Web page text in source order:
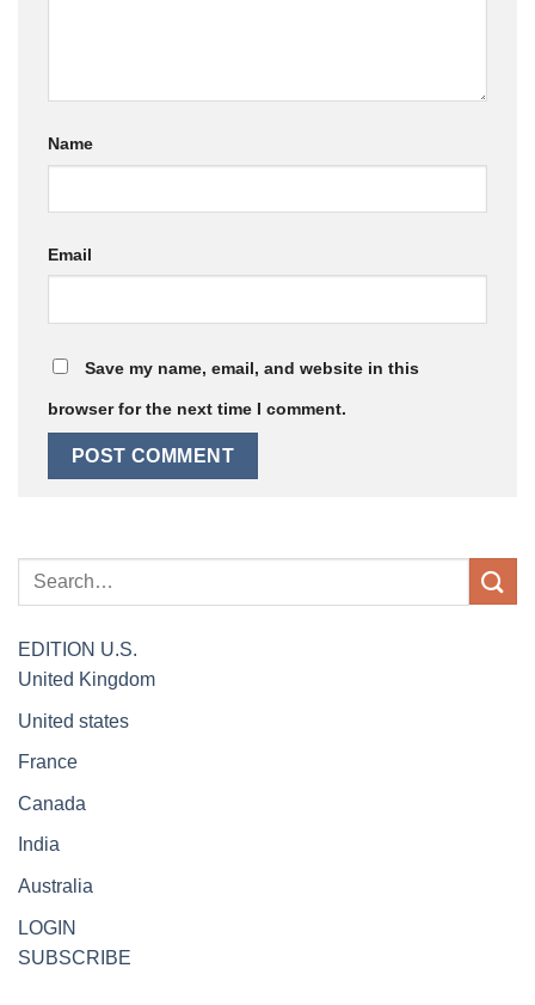
Name
Email
Save my name, email, and website in this
browser for the next time I comment.
EDITION U.S.
United Kingdom
United states
France
Canada
India
Australia
LOGIN
SUBSCRIBE